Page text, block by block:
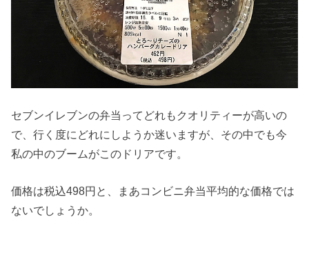
セブンイレブンの弁当ってどれもクオリティーが高いの
で、行く度にどれにしようか迷いますが、その中でも今
私の中のブームがこのドリアです。
価格は税込498円と、まあコンビニ弁当平均的な価格では
ないでしょうか。